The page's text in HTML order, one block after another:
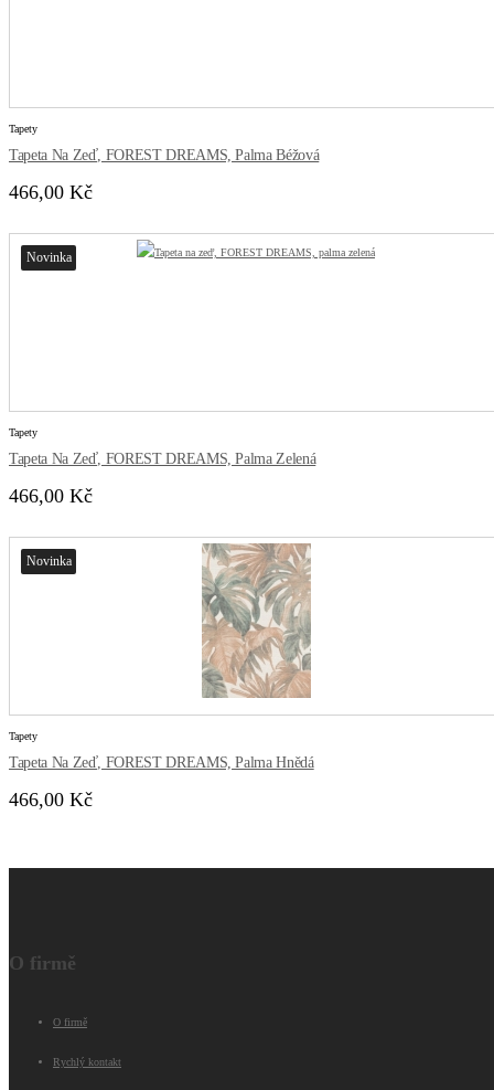
Tapety
Tapeta Na Zeď, FOREST DREAMS, Palma Béžová
466,00 Kč
Novinka
Tapety
Tapeta Na Zeď, FOREST DREAMS, Palma Zelená
466,00 Kč
Novinka
Tapety
Tapeta Na Zeď, FOREST DREAMS, Palma Hnědá
466,00 Kč
O firmě
O firmě
Rychlý kontakt